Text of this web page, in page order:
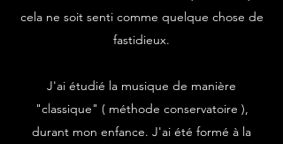
cela ne soit senti comme quelque chose de
fastidieux.
J'ai étudié la musique de manière
"classique" ( méthode conservatoire ),
durant mon enfance. J'ai été formé à la